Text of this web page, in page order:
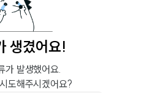
생겼어요!
가 발생했어요.
도해주시겠어요?